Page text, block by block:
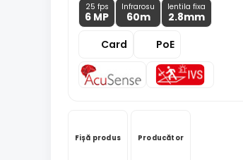
25 fps
6 MP
Infrarosu
60m
lentila fixa
2.8mm
Card
PoE
Fișă produs Producător